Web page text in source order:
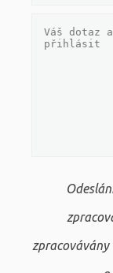
zpracovávány